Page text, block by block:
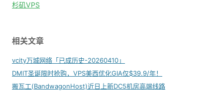
杉矶VPS
相关文章
vcity万城网络「已成历史-20260410」
DMIT圣诞限时抢购，VPS美西优化GIA仅$39.9/年！
搬瓦工(BandwagonHost)近日上新DC5机房高端线路